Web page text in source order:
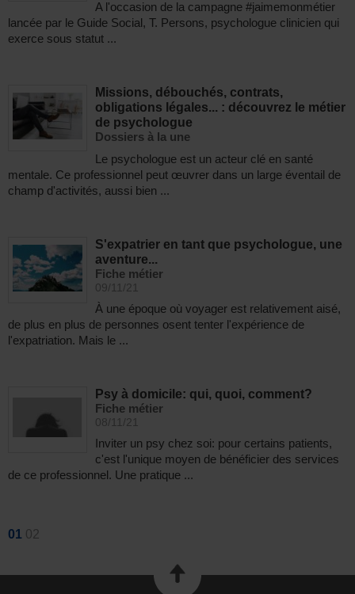
A l'occasion de la campagne #jaimemonmétier
lancée par le Guide Social, T. Persons, psychologue clinicien qui
exerce sous statut ...
Missions, débouchés, contrats,
obligations légales... : découvrez le métier
de psychologue
Dossiers à la une
Le psychologue est un acteur clé en santé
mentale. Ce professionnel peut œuvrer dans un large éventail de
champ d'activités, aussi bien ...
S'expatrier en tant que psychologue, une
aventure...
Fiche métier
09/11/21
À une époque où voyager est relativement aisé,
de plus en plus de personnes osent tenter l'expérience de
l'expatriation. Mais le ...
Psy à domicile: qui, quoi, comment?
Fiche métier
08/11/21
Inviter un psy chez soi: pour certains patients,
c'est l'unique moyen de bénéficier des services
de ce professionnel. Une pratique ...
01 02